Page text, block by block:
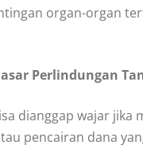
organ-organ
Perlindungan
dianggap wajar jika
pencairan dana